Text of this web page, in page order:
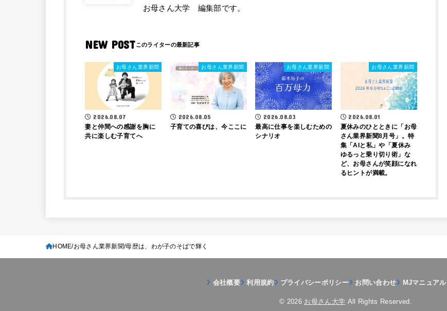
お母さん大学 編集部です。
NEW POST
お母さん業界新聞
2026.08.07
妻と仲間への感謝を胸に
共に楽しむ子育てへ
お母さん業界新聞
2026.08.05
子育ての喜びは、今ここに
お母さん業界新聞
2026.08.03
最高に仕事を楽しむための
シナリオ
お母さん業界新聞
2026.08.01
夏休みのひとときに「お母
さん業界新聞8月号」。特
集「AIと私」や「夏休み
ゆるっと乗り切り術」な
ど、お母さんが笑顔になれ
るヒントが満載。
HOME お母さん業界新聞 母歴は、わが子のそばで輝く
会社概要 利用規約 プライバシーポリシー お問い合わせ MJマニュアル
© 2026 お母さん大学 All Rights Reserved.